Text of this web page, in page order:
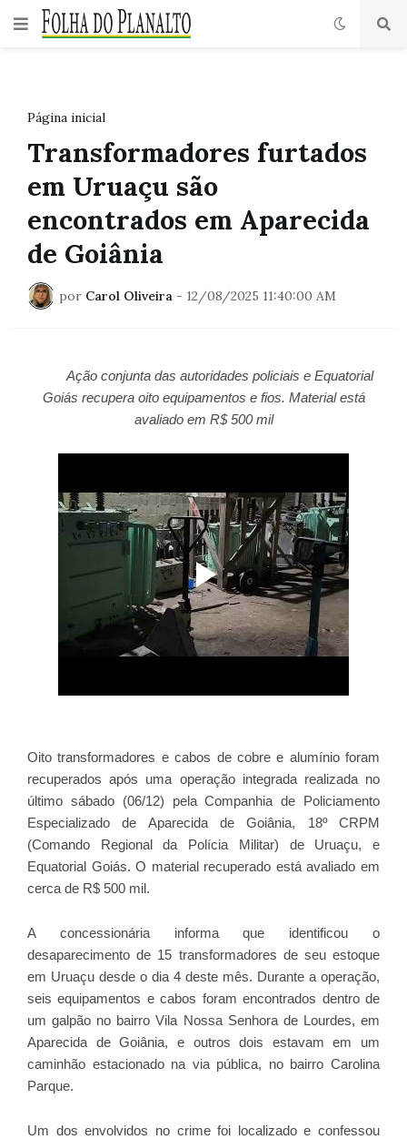
Página inicial
Transformadores furtados
em Uruaçu são
encontrados em Aparecida
de Goiânia
por Carol Oliveira - 12/08/2025 11:40:00 AM
Ação conjunta das autoridades policiais e Equatorial
Goiás recupera oito equipamentos e fios. Material está
avaliado em R$ 500 mil
Oito transformadores e cabos de cobre e alumínio foram
recuperados após uma operação integrada realizada no
último sábado (06/12) pela Companhia de Policiamento
Especializado de Aparecida de Goiânia, 18º CRPM
(Comando Regional da Polícia Militar) de Uruaçu, e
Equatorial Goiás. O material recuperado está avaliado em
cerca de R$ 500 mil.
A concessionária informa que identificou o
desaparecimento de 15 transformadores de seu estoque
em Uruaçu desde o dia 4 deste mês. Durante a operação,
seis equipamentos e cabos foram encontrados dentro de
um galpão no bairro Vila Nossa Senhora de Lourdes, em
Aparecida de Goiânia, e outros dois estavam em um
caminhão estacionado na via pública, no bairro Carolina
Parque.
Um dos envolvidos no crime foi localizado e confessou